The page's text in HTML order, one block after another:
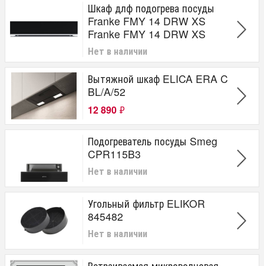
Шкаф длф подогрева посуды
Franke FMY 14 DRW XS
Franke FMY 14 DRW XS
Нет в наличии
Вытяжной шкаф ELICA ERA C
BL/A/52
12 890 ₽
Подогреватель посуды Smeg
CPR115B3
Нет в наличии
Угольный фильтр ELIKOR
845482
Нет в наличии